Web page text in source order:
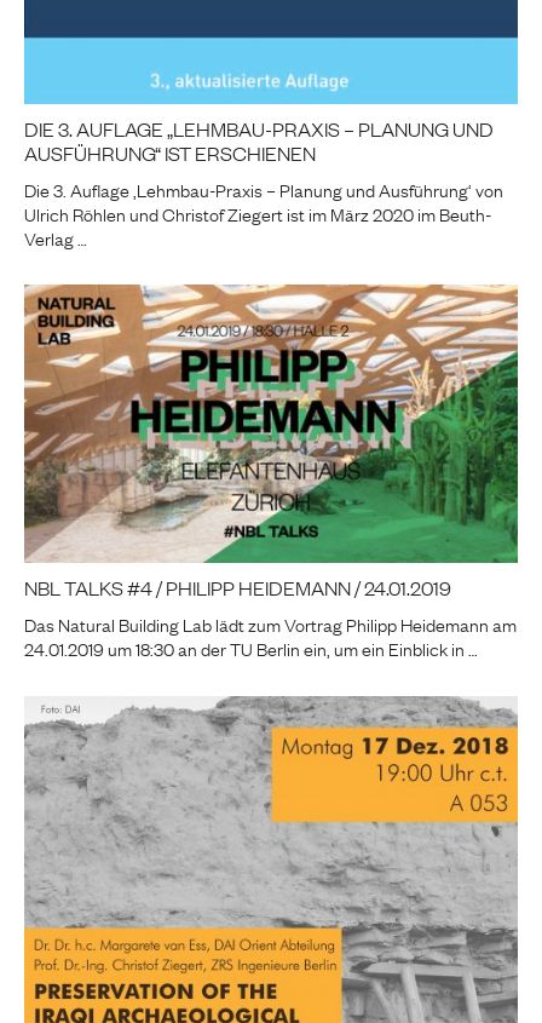
DIE 3. AUFLAGE „LEHMBAU-PRAXIS – PLANUNG UND
AUSFÜHRUNG“ IST ERSCHIENEN
Die 3. Auflage ‚Lehmbau-Praxis – Planung und Ausführung‘ von
Ulrich Röhlen und Christof Ziegert ist im März 2020 im Beuth-
Verlag …
NBL TALKS #4 / PHILIPP HEIDEMANN / 24.01.2019
Das Natural Building Lab lädt zum Vortrag Philipp Heidemann am
24.01.2019 um 18:30 an der TU Berlin ein, um ein Einblick in …